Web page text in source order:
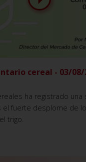
cereal - 03/08/
ha registrado una
el fuerte desplome de
trigo.